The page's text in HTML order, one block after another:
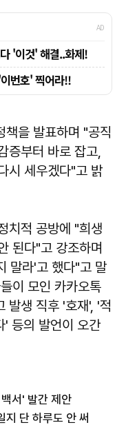
책을 발표하며 "공직
증부터 바로 잡고,
시 세우겠다"고 밝
치적 공방에 "희생
된다"고 강조하며
말라'고 했다"고 말
이 모인 카카오톡
발생 직후 '호재', '적
' 등의 발언이 오간
서' 발간 제안
지 단 하루도 안 써